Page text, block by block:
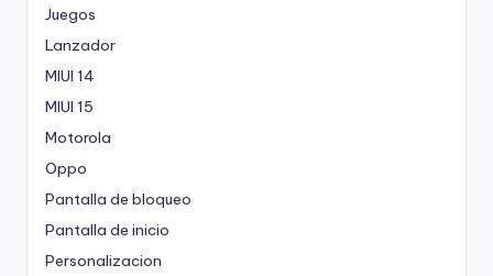
Juegos
Lanzador
MIUI 14
MIUI 15
Motorola
Oppo
Pantalla de bloqueo
Pantalla de inicio
Personalizacion